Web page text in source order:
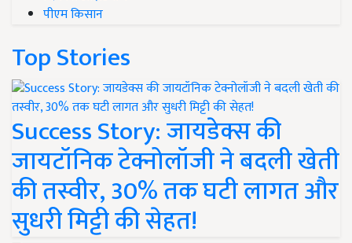
पीएम किसान
Top Stories
Success Story: जायडेक्स की
जायटॉनिक टेक्नोलॉजी ने बदली खेती
की तस्वीर, 30% तक घटी लागत और
सुधरी मिट्टी की सेहत!